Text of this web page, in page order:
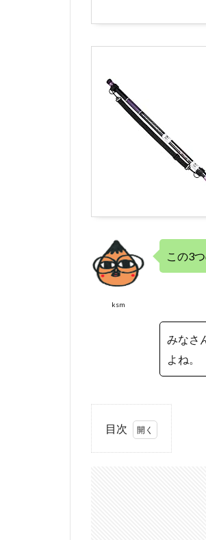
ksm
この3
みなさ
よね。
目次